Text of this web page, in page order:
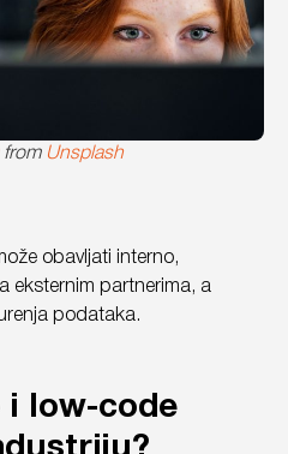
from Unsplash
obavljati interno,
eksternim partnerima, a
podataka.
i low-code